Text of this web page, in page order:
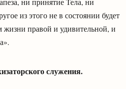
из этого не в состоянии будет
правой и удивительной, и
служения.